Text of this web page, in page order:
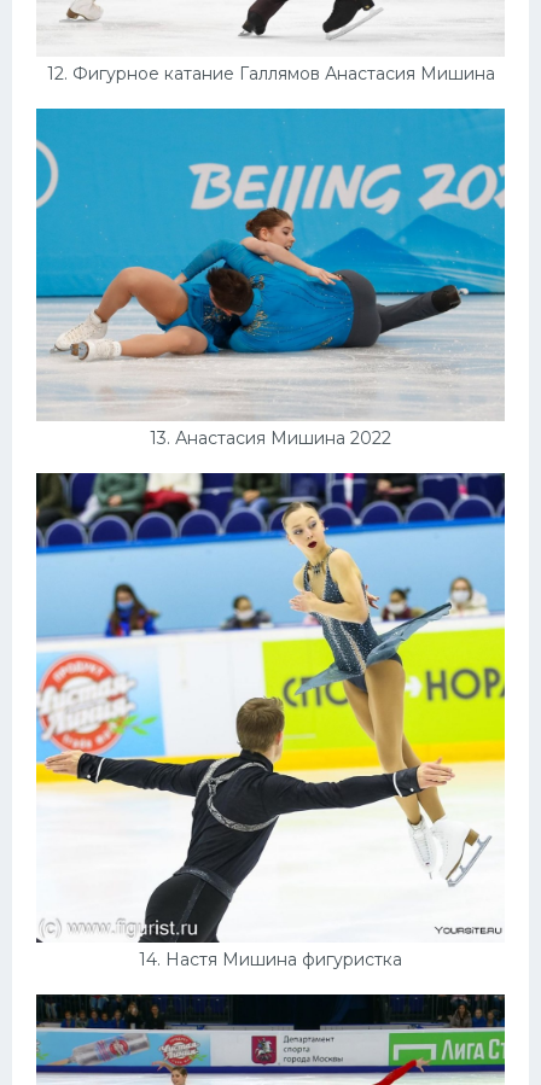
12. Фигурное катание Галлямов Анастасия Мишина
13. Анастасия Мишина 2022
14. Настя Мишина фигуристка